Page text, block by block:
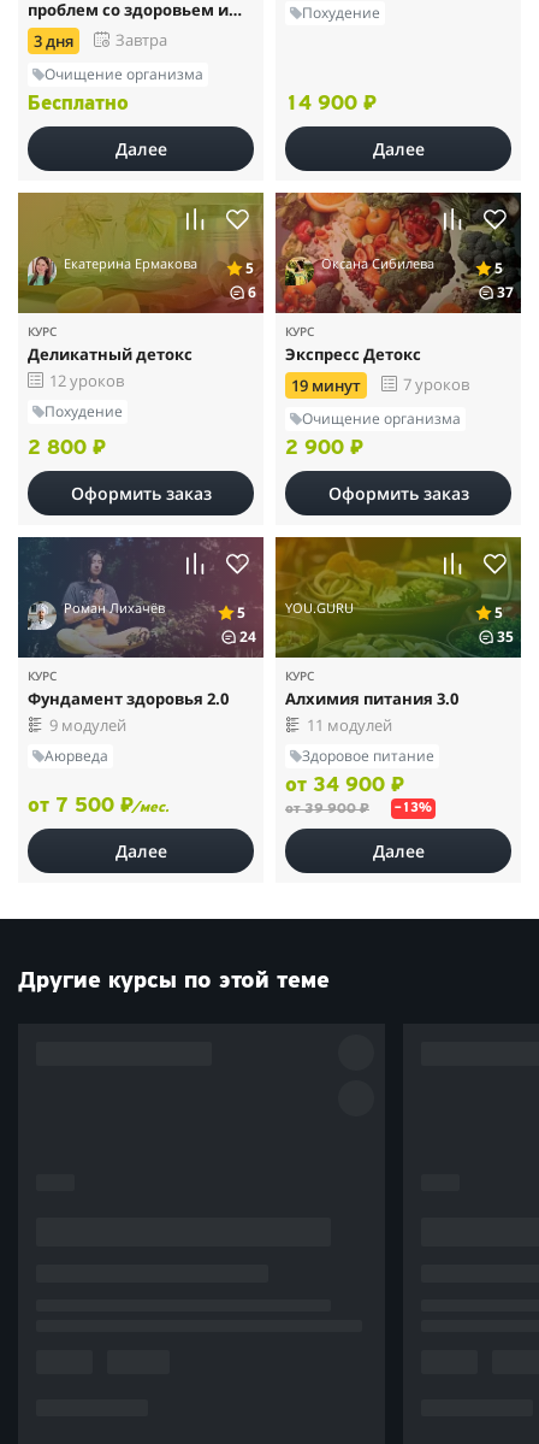
проблем со здоровьем и
снижению веса
3 дня
Завтра
Очищение организма
Бесплатно
Далее
Похудение
14 900 ₽
Далее
Екатерина Ермакова
5
6
КУРС
Деликатный детокс
12 уроков
Похудение
2 800 ₽
Оформить заказ
Оксана Сибилева
5
37
КУРС
Экспресс Детокс
19 минут
7 уроков
Очищение организма
2 900 ₽
Оформить заказ
Роман Лихачёв
5
24
КУРС
Фундамент здоровья 2.0
9 модулей
Аюрведа
от 7 500 ₽/мес.
Далее
YOU.GURU
5
35
КУРС
Алхимия питания 3.0
11 модулей
Здоровое питание
от 34 900 ₽
от 39 900 ₽ –13%
Далее
Другие курсы по этой теме